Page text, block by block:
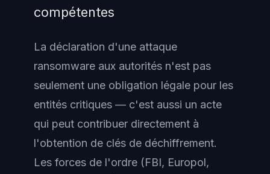
compétentes
La déclaration d'une attaque
ransomware aux autorités n'est pas
seulement une obligation légale pour les
entités critiques — c'est aussi un acte
qui peut contribuer directement à
l'obtention de clés de déchiffrement.
Les forces de l'ordre (FBI, Europol,